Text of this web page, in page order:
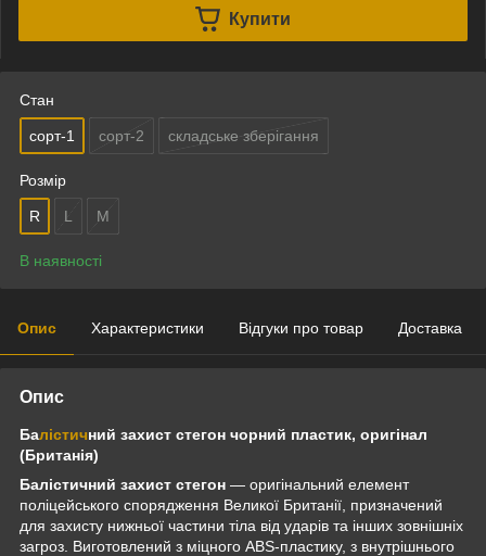
Купити
Стан
сорт-1 сорт-2 складське зберігання
Розмір
R L M
В наявності
Опис Характеристики Відгуки про товар Доставка
Опис
Балістичний захист стегон чорний пластик, оригінал
(Британія)
Балістичний захист стегон — оригінальний елемент
поліцейського спорядження Великої Британії, призначений
для захисту нижньої частини тіла від ударів та інших зовнішніх
загроз. Виготовлений з міцного ABS-пластику, з внутрішнього